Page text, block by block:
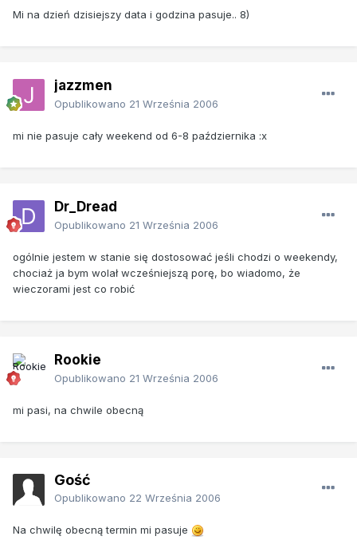
Mi na dzień dzisiejszy data i godzina pasuje.. 8)
jazzmen
Opublikowano 21 Września 2006
mi nie pasuje cały weekend od 6-8 października :x
Dr_Dread
Opublikowano 21 Września 2006
ogólnie jestem w stanie się dostosować jeśli chodzi o weekendy,
chociaż ja bym wolał wcześniejszą porę, bo wiadomo, że
wieczorami jest co robić
Rookie
Opublikowano 21 Września 2006
mi pasi, na chwile obecną
Gość
Opublikowano 22 Września 2006
Na chwilę obecną termin mi pasuje